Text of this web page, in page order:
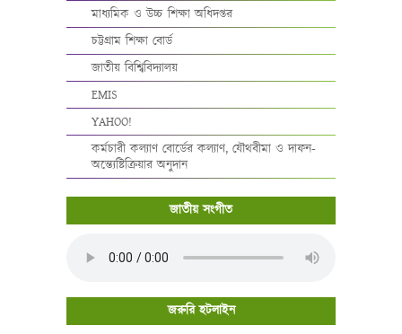
মাধ্যমিক ও উচ্চ শিক্ষা অধিদপ্তর
চট্টগ্রাম শিক্ষা বোর্ড
জাতীয় বিশ্বিবিদ্যালয়
EMIS
YAHOO!
কর্মচারী কল্যাণ বোর্ডের কল্যাণ, যৌথবীমা ও দাফন-
অন্ত্যেষ্টিক্রিয়ার অনুদান
জাতীয় সংগীত
জরুরি হটলাইন